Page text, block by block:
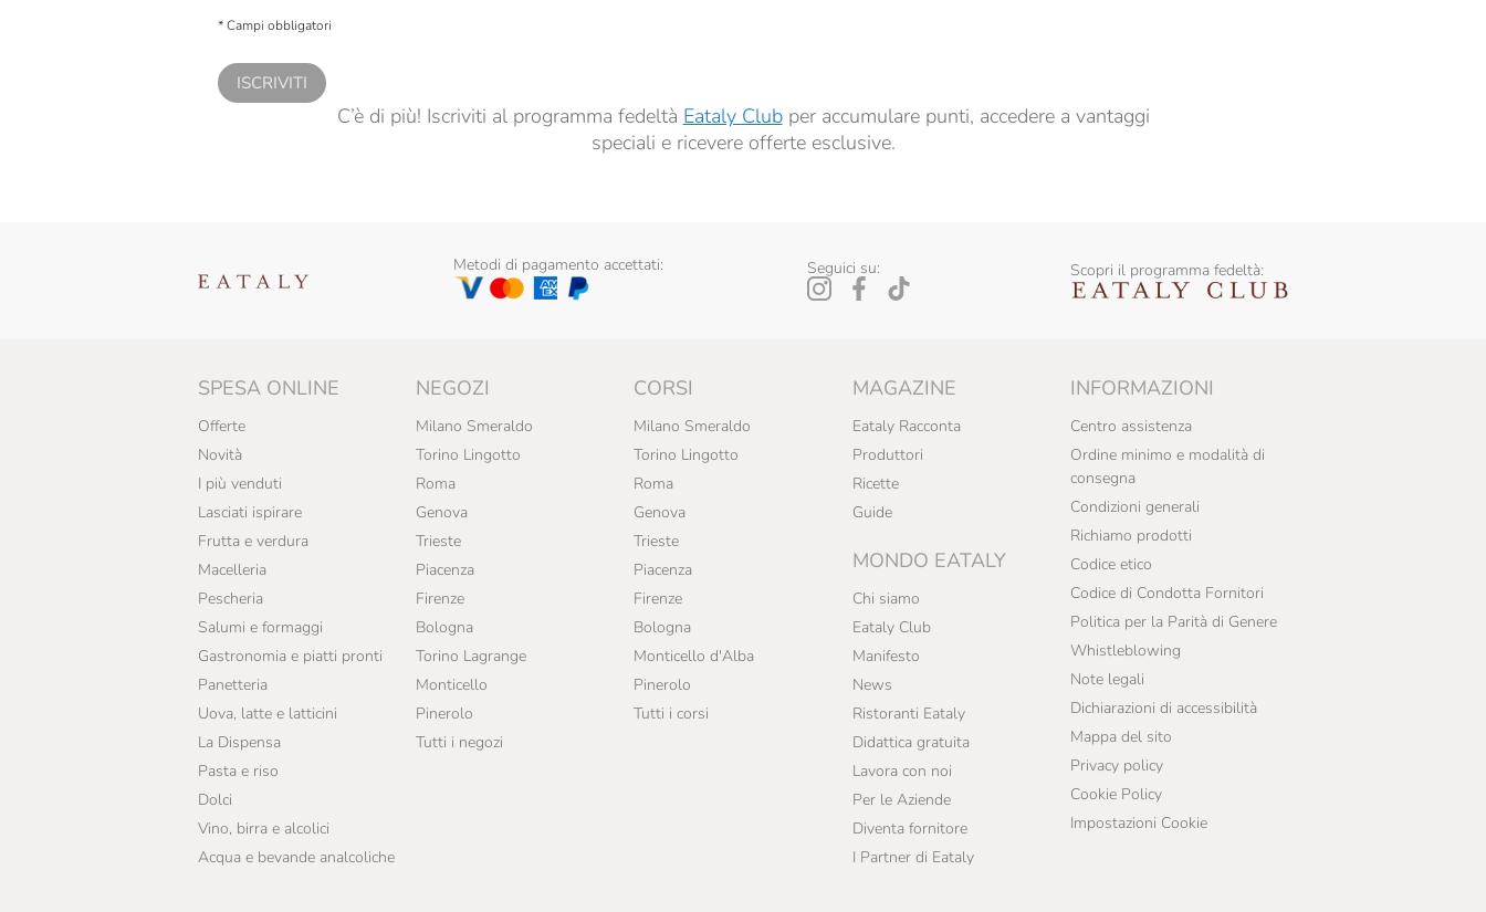
* Campi obbligatori
ISCRIVITI
C’è di più! Iscriviti al programma fedeltà Eataly Clubper accumulare punti, accedere a vantaggi
speciali e ricevere offerte esclusive.
Metodi di pagamento accettati: Seguici su: Scopri il programma fedeltà:
SPESA ONLINE
Offerte
Novità
I più venduti
Lasciati ispirare
Frutta e verdura
Macelleria
Pescheria
Salumi e formaggi
Gastronomia e piatti pronti
Panetteria
Uova, latte e latticini
La Dispensa
Pasta e riso
Dolci
Vino, birra e alcolici
Acqua e bevande analcoliche
NEGOZI
Milano Smeraldo
Torino Lingotto
Roma
Genova
Trieste
Piacenza
Firenze
Bologna
Torino Lagrange
Monticello
Pinerolo
Tutti i negozi
CORSI
Milano Smeraldo
Torino Lingotto
Roma
Genova
Trieste
Piacenza
Firenze
Bologna
Monticello d'Alba
Pinerolo
Tutti i corsi
MAGAZINE
Eataly Racconta
Produttori
Ricette
Guide
MONDO EATALY
Chi siamo
Eataly Club
Manifesto
News
Ristoranti Eataly
Didattica gratuita
Lavora con noi
Per le Aziende
Diventa fornitore
I Partner di Eataly
INFORMAZIONI
Centro assistenza
Ordine minimo e modalità di
consegna
Condizioni generali
Richiamo prodotti
Codice etico
Codice di Condotta Fornitori
Politica per la Parità di Genere
Whistleblowing
Note legali
Dichiarazioni di accessibilità
Mappa del sito
Privacy policy
Cookie Policy
Impostazioni Cookie